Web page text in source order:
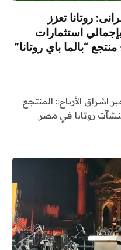
روتانا تعزز
استثمارات
منتجع “بالما باي روتانا”
اشراق الأرباح:: المنتجع
منشآت روتانا في مصر